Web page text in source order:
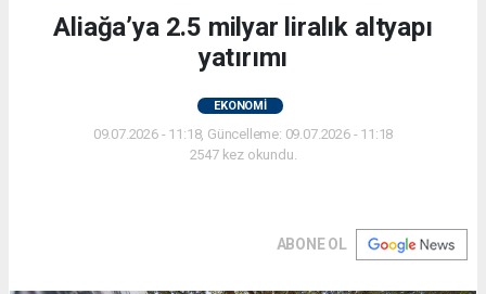
Aliağa’ya 2.5 milyar liralık altyapı
yatırımı
EKONOMİ
09.07.2026 - 11:18, Güncelleme: 09.07.2026 - 11:18
2547 kez okundu.
ABONE OL